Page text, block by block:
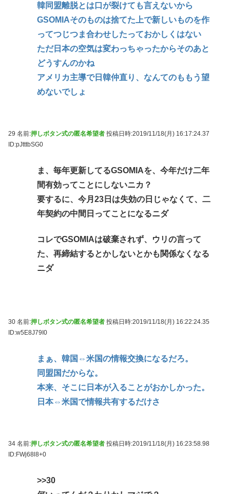
韓同盟離脱とは口が裂けても言えないから
GSOMIAそのものは捨てた上で新しいものを作
ってつじつま合わせしたっておかしくはない
ただ日本の空気は変わっちゃったからそのあと
どうすんのかね
アメリカ主導で日韓仲直り、なんてのももう望
めないでしょ
29 名前:押しボタン式の匿名希望者 投稿日時:2019/11/18(月) 16:17:24.37
ID:pJtttbSG0
ま、毎年更新してるGSOMIAを、今年だけ二年
間有効ってことにしないニカ？
要するに、今月23日は失効の日じゃなくて、二
年契約の中間日ってことになるニダ
コレでGSOMIAは破棄されず、ウリの言って
た、再締結するとかしないとかも関係なくなる
ニダ
30 名前:押しボタン式の匿名希望者 投稿日時:2019/11/18(月) 16:22:24.35
ID:w5E8J79I0
まぁ、韓国⇔米国の情報交換になるだろ。
同盟国だからな。
本来、そこに日本が入ることがおかしかった。
日本⇔米国で情報共有するだけさ
34 名前:押しボタン式の匿名希望者 投稿日時:2019/11/18(月) 16:23:58.98
ID:FWj68l8+0
>>30